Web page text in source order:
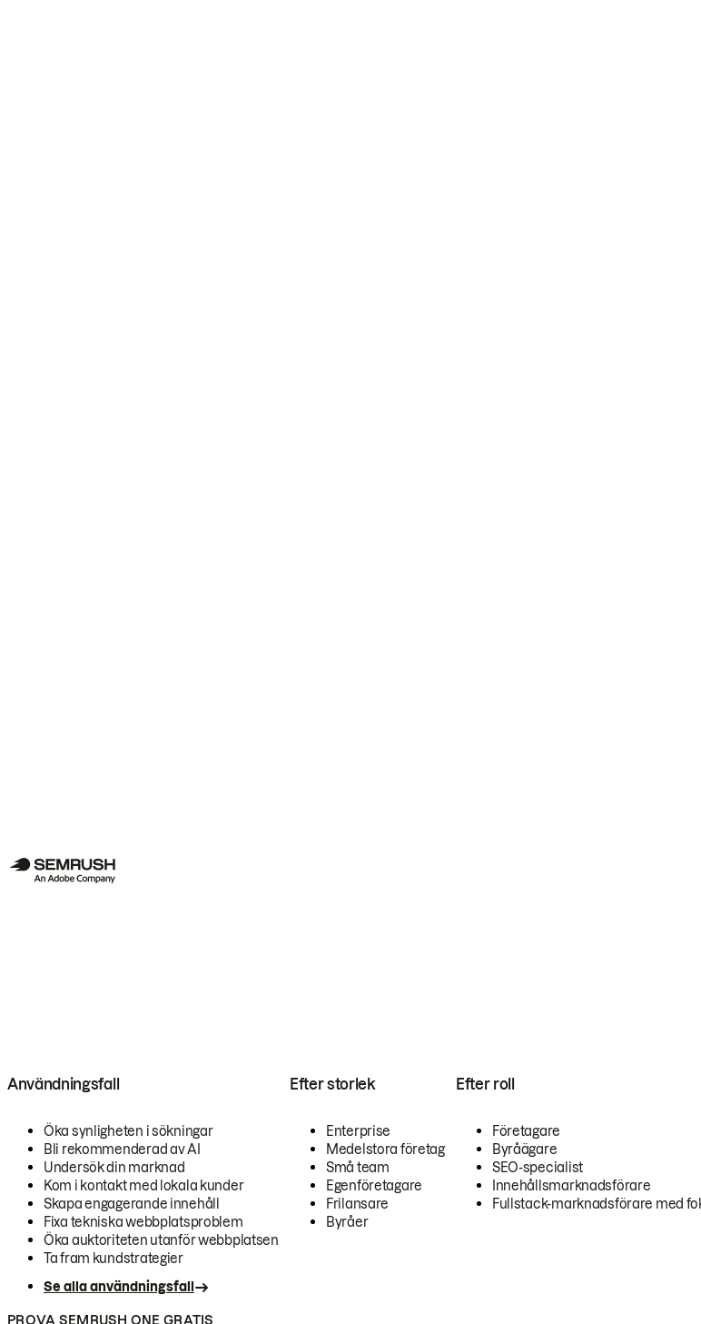
Användningsfall
Öka synligheten i sökningar
Bli rekommenderad av AI
Undersök din marknad
Kom i kontakt med lokala kunder
Skapa engagerande innehåll
Fixa tekniska webbplatsproblem
Öka auktoriteten utanför webbplatsen
Ta fram kundstrategier
Se alla användningsfall
Efter storlek
Enterprise
Medelstora företag
Små team
Egenföretagare
Frilansare
Byråer
Efter roll
Företagare
Byråägare
SEO-specialist
Innehållsmarknadsförare
Fullstack-marknadsförare med
PROVA SEMRUSH ONE GRATIS